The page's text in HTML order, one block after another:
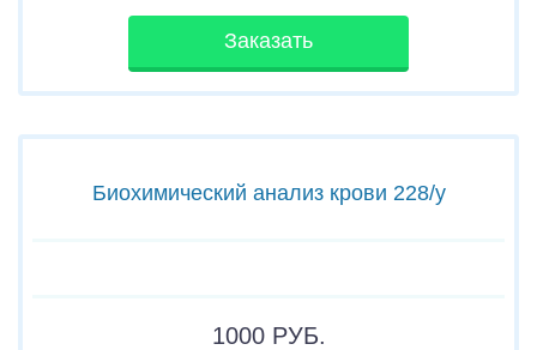
Заказать
Биохимический анализ крови 228/у
1000РУБ.